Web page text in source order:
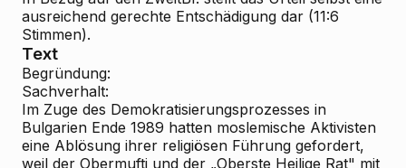
ausreichend gerechte Entschädigung dar (11:6
Stimmen).
Text
Begründung:
Sachverhalt:
Im Zuge des Demokratisierungsprozesses in
Bulgarien Ende 1989 hatten moslemische Aktivisten
eine Ablösung ihrer religiösen Führung gefordert,
weil der Obermufti und der „Oberste Heilige Rat" mit